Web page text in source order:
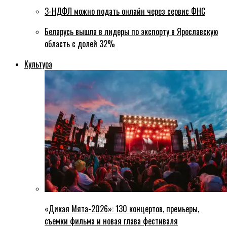
3-НДФЛ можно подать онлайн через сервис ФНС
Беларусь вышла в лидеры по экспорту в Ярославскую
область с долей 32%
Культура
«Дикая Мята-2026»: 130 концертов, премьеры,
съемки фильма и новая глава фестиваля